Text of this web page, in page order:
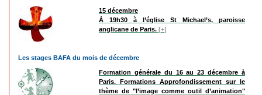
15 décembre
À 19h30 à l’église St Michael’s, paroisse
anglicane de Paris. [+]
Les stages BAFA du mois de décembre
Formation générale du 16 au 23 décembre à
Paris. Formations Approfondissement sur le
thème de "l’image comme outil d’animation"